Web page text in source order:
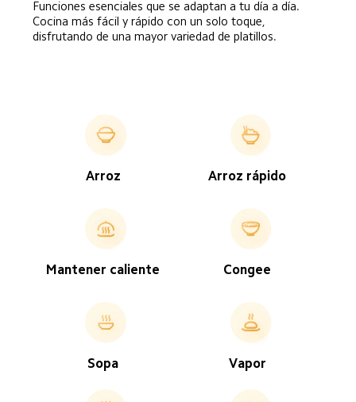
Funciones esenciales que se adaptan a tu día a día.
Cocina más fácil y rápido con un solo toque,
disfrutando de una mayor variedad de platillos.
Arroz Arroz rápido
Mantener caliente Congee
Sopa Vapor